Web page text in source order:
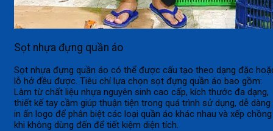
Sọt nhựa đựng quần áo
Sọt nhựa đựng quần áo có thể được cấu tạo theo dạng đặc
lỗ hở đều được. Tiêu chí lựa chọn sọt đựng quần áo bao gồm:
Làm từ chất liệu nhựa nguyên sinh cao cấp, kích thước đa dạng,
thiết kế tay cầm giúp thuận tiện trong quá trình sử dụng, dễ dàng
in ấn logo để phân biệt các loại quần áo khác nhau và xếp chồng
khi không dùng đến để tiết kiệm diện tích.